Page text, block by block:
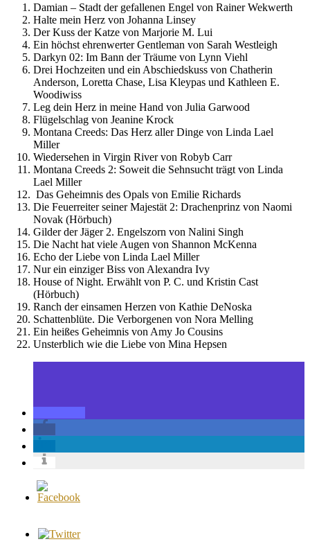
Damian – Stadt der gefallenen Engel von Rainer Wekwerth
Halte mein Herz von Johanna Linsey
Der Kuss der Katze von Marjorie M. Lui
Ein höchst ehrenwerter Gentleman von Sarah Westleigh
Darkyn 02: Im Bann der Träume von Lynn Viehl
Drei Hochzeiten und ein Abschiedskuss von Chatherin
Anderson, Loretta Chase, Lisa Kleypas und Kathleen E.
Woodiwiss
Leg dein Herz in meine Hand von Julia Garwood
Flügelschlag von Jeanine Krock
Montana Creeds: Das Herz aller Dinge von Linda Lael
Miller
Wiedersehen in Virgin River von Robyb Carr
Montana Creeds 2: Soweit die Sehnsucht trägt von Linda
Lael Miller
Das Geheimnis des Opals von Emilie Richards
Die Feuerreiter seiner Majestät 2: Drachenprinz von Naomi
Novak (Hörbuch)
Gilder der Jäger 2. Engelszorn von Nalini Singh
Die Nacht hat viele Augen von Shannon McKenna
Echo der Liebe von Linda Lael Miller
Nur ein einziger Biss von Alexandra Ivy
House of Night. Erwählt von P. C. und Kristin Cast
(Hörbuch)
Ranch der einsamen Herzen von Kathie DeNoska
Schattenblüte. Die Verborgenen von Nora Melling
Ein heißes Geheimnis von Amy Jo Cousins
Unsterblich wie die Liebe von Mina Hepsen